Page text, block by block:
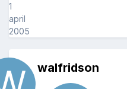
1
april
2005
walfridson